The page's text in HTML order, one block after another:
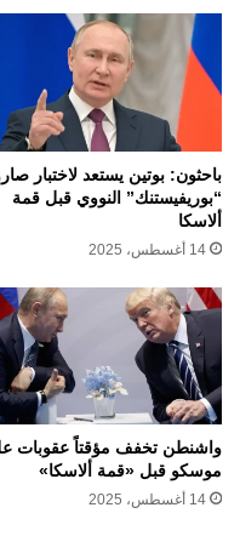
باحثون: بوتين يستعد لاختبار
“بوريفيستنك” النووي قبل قمة
ألاسكا
14 أغسطس، 2025
واشنطن تخفف مؤقتاً عقوبات
موسكو قبل «قمة ألاسكا»
14 أغسطس، 2025